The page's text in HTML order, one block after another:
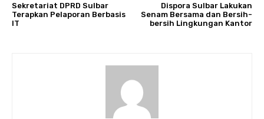
Sekretariat DPRD Sulbar
Terapkan Pelaporan Berbasis
IT
Dispora Sulbar Lakukan
Senam Bersama dan Bersih-
bersih Lingkungan Kantor